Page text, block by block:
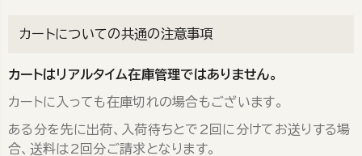
カートについての共通の注意事項
カートはリアルタイム在庫管理ではありません。
カートに入っても在庫切れの場合もございます。
ある分を先に出荷、入荷待ちとで2回に分けてお送りする場
合、送料は2回分ご請求となります。